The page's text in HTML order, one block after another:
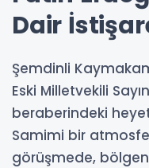
Dair
Şemdinli
Eski Milletvekili
beraberindeki
Samimi bir
görüşmede,